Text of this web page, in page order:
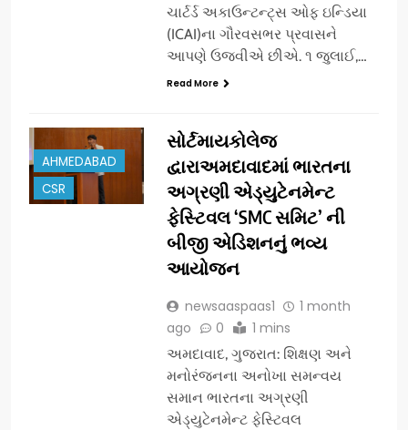
ચાર્ટર્ડ અકાઉન્ટન્ટ્સ ઓફ ઇન્ડિયા
(ICAI)ના ગૌરવસભર પ્રવાસને
આપણે ઉજવીએ છીએ. ૧ જુલાઈ,…
Read More
AHMEDABAD
CSR
સોર્ટમાયકોલેજ
દ્વારાઅમદાવાદમાં ભારતના
અગ્રણી એડ્યુટેનમેન્ટ
ફેસ્ટિવલ ‘SMC સમિટ’ ની
બીજી એડિશનનું ભવ્ય
આયોજન
newsaaspaas1
1 month
ago
0 1 mins
અમદાવાદ, ગુજરાત: શિક્ષણ અને
મનોરંજનના અનોખા સમન્વય
સમાન ભારતના અગ્રણી
એડ્યુટેનમેન્ટ ફેસ્ટિવલ